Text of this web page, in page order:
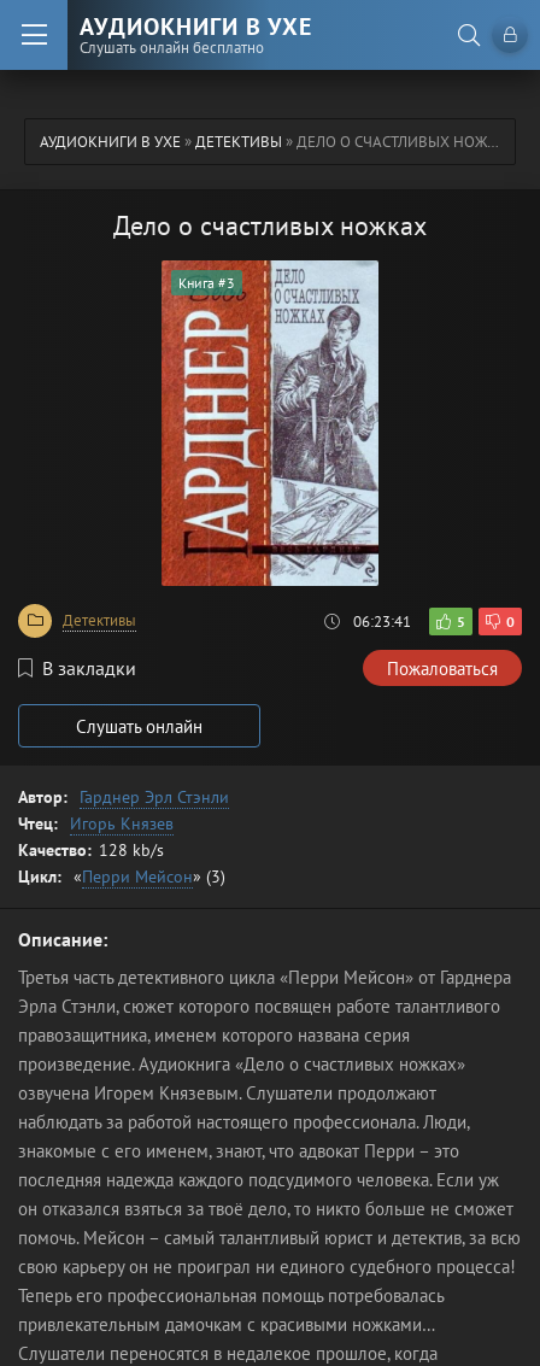
АУДИОКНИГИ В УХЕ
Слушать онлайн бесплатно
АУДИОКНИГИ В УХЕ»ДЕТЕКТИВЫ » ДЕЛО О СЧАСТЛИВЫХ НОЖКАХ
Дело о счастливых ножках
Книга #3
Детективы 06:23:41 5 0
В закладки Пожаловаться
Слушать онлайн
Автор:
Гарднер Эрл Стэнли
Чтец:
Игорь Князев
Качество: 128 kb/s
Цикл: «Перри Мейсон» (3)
Описание:
Третья часть детективного цикла «Перри Мейсон» от Гарднера
Эрла Стэнли, сюжет которого посвящен работе талантливого
правозащитника, именем которого названа серия
произведение. Аудиокнига «Дело о счастливых ножках»
озвучена Игорем Князевым. Слушатели продолжают
наблюдать за работой настоящего профессионала. Люди,
знакомые с его именем, знают, что адвокат Перри – это
последняя надежда каждого подсудимого человека. Если уж
он отказался взяться за твоё дело, то никто больше не сможет
помочь. Мейсон – самый талантливый юрист и детектив, за всю
свою карьеру он не проиграл ни единого судебного процесса!
Теперь его профессиональная помощь потребовалась
привлекательным дамочкам с красивыми ножками…
Слушатели переносятся в недалекое прошлое, когда